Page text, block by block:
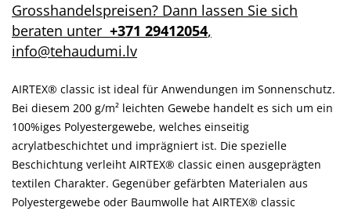
Grosshandelspreisen? Dann lassen Sie sich
beraten unter +371 29412054,
info@tehaudumi.lv
AIRTEX® classic ist ideal für Anwendungen im Sonnenschutz.
Bei diesem 200 g/m² leichten Gewebe handelt es sich um ein
100%iges Polyestergewebe, welches einseitig
acrylatbeschichtet und imprägniert ist. Die spezielle
Beschichtung verleiht AIRTEX® classic einen ausgeprägten
textilen Charakter. Gegenüber gefärbten Materialen aus
Polyestergewebe oder Baumwolle hat AIRTEX® classic